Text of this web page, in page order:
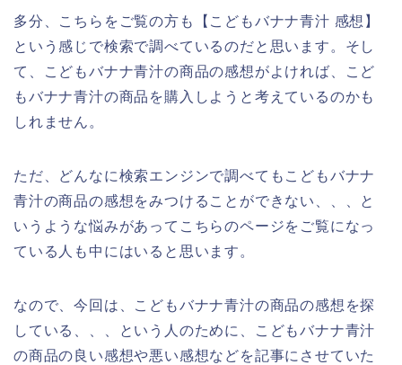
多分、こちらをご覧の方も【こどもバナナ青汁 感想】
という感じで検索で調べているのだと思います。そし
て、こどもバナナ青汁の商品の感想がよければ、こど
もバナナ青汁の商品を購入しようと考えているのかも
しれません。
ただ、どんなに検索エンジンで調べてもこどもバナナ
青汁の商品の感想をみつけることができない、、、と
いうような悩みがあってこちらのページをご覧になっ
ている人も中にはいると思います。
なので、今回は、こどもバナナ青汁の商品の感想を探
している、、、という人のために、こどもバナナ青汁
の商品の良い感想や悪い感想などを記事にさせていた